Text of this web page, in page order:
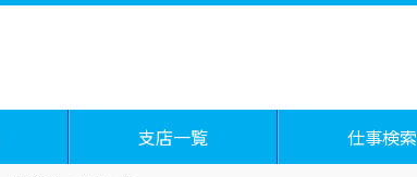
支店一覧 仕事検索